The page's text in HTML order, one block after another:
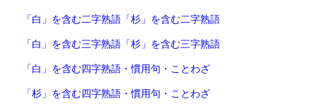
「白」を含む二字熟語 「杉」を含む二字熟語
「白」を含む三字熟語 「杉」を含む三字熟語
「白」を含む四字熟語・慣用句・ことわざ
「杉」を含む四字熟語・慣用句・ことわざ